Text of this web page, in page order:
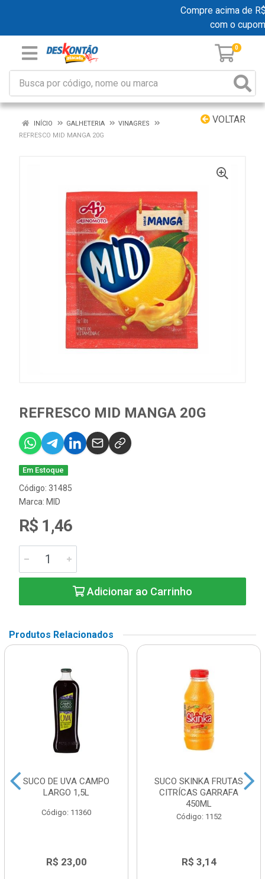
Compre acima de
com o
0
VOLTAR
INÍCIO GALHETERIA
VINAGRES
REFRESCO MID MANGA 20G
REFRESCO MID MANGA 20G
Em Estoque
Código: 31485
Marca: MID
R$ 1,46
Adicionar ao Carrinho
Produtos Relacionados
SUCO DE UVA CAMPO
LARGO 1,5L
Código: 11360
R$ 23,00
SUCO SKINKA FRUTAS
CITRÍCAS GARRAFA
450ML
Código: 1152
R$ 3,14